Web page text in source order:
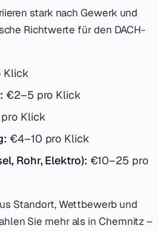
stark nach Gewerk und
Richtwerte für den DACH-
Klick
€2–5 pro Klick
Klick
€4–10 pro Klick
Rohr, Elektro): €10–25 pro
Standort, Wettbewerb und
Sie mehr als in Chemnitz –